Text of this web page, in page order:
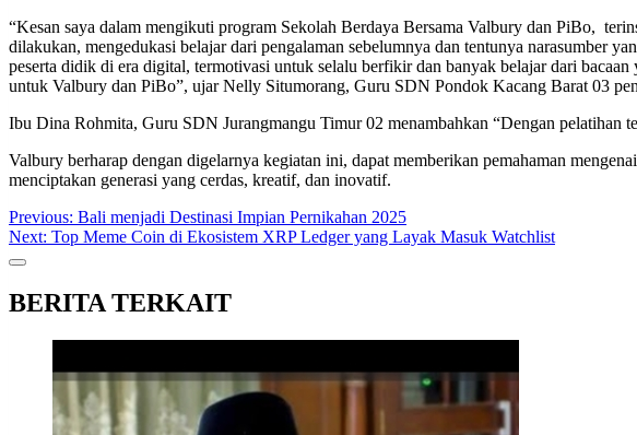
“Kesan saya dalam mengikuti program Sekolah Berdaya Bersama Valbury dan PiBo,
dilakukan, mengedukasi belajar dari pengalaman sebelumnya dan tentunya narasumber
peserta didik di era digital, termotivasi untuk selalu berfikir dan banyak belajar dari
untuk Valbury dan PiBo”, ujar Nelly Situmorang, Guru SDN Pondok Kacang Barat 03
Ibu Dina Rohmita, Guru SDN Jurangmangu Timur 02 menambahkan “Dengan pelatihan
Valbury berharap dengan digelarnya kegiatan ini, dapat memberikan pemahaman
menciptakan generasi yang cerdas, kreatif, dan inovatif.
Post
navigation
Previous: Bali menjadi Destinasi Impian Pernikahan 2025
Next: Top Meme Coin di Ekosistem XRP Ledger yang Layak Masuk Watchlist
BERITA TERKAIT